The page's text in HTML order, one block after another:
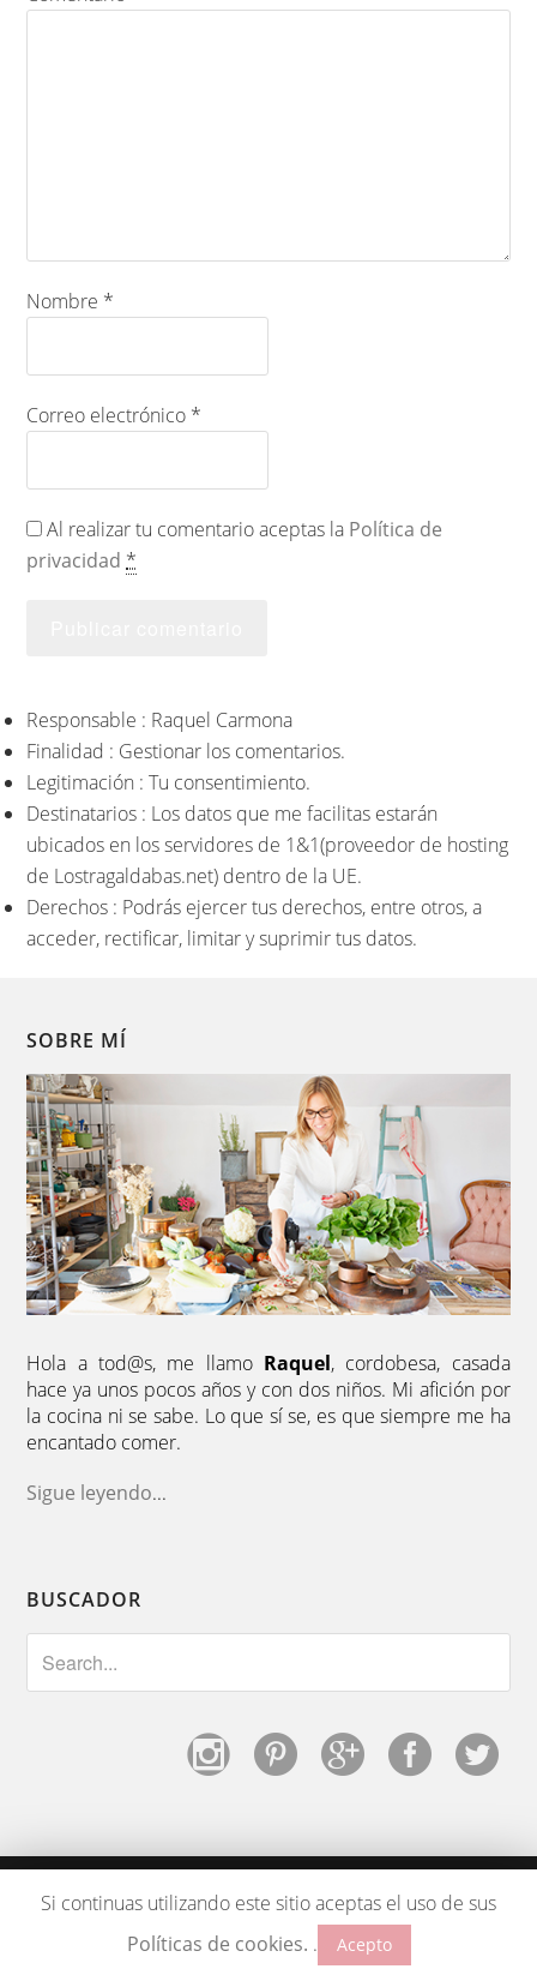
Nombre *
Correo electrónico *
Al realizar tu comentario aceptas la Política de
privacidad *
Responsable : Raquel Carmona
Finalidad : Gestionar los comentarios.
Legitimación : Tu consentimiento.
Destinatarios : Los datos que me facilitas estarán
ubicados en los servidores de 1&1(proveedor de hosting
de Lostragaldabas.net) dentro de la UE.
Derechos : Podrás ejercer tus derechos, entre otros, a
acceder, rectificar, limitar y suprimir tus datos.
SOBRE MÍ
Hola a tod@s, me llamo Raquel, cordobesa, casada
hace ya unos pocos años y con dos niños. Mi afición por
la cocina ni se sabe. Lo que sí se, es que siempre me ha
encantado comer.
Sigue leyendo...
BUSCADOR
Copyright © 2026 ·Los TragaldabasbyLa Fiebre del Oro|
Privacidad| Cookies
Si continuas utilizando este sitio aceptas el uso de sus
Políticas de cookies. . Acepto